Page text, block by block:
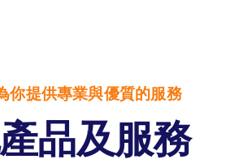
你提供專業與優質的服務
品及服務